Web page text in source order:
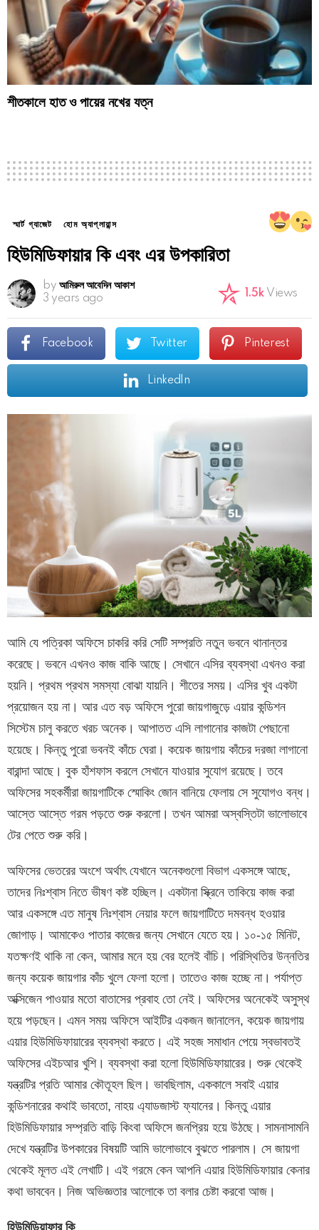
শীতকালে হাত ও পায়ের নখের যত্ন
স্মার্ট গ্যাজেট হোম অ্যাপ্লায়ান্স
হিউমিডিফায়ার কি এবং এর উপকারিতা
by আমিরুল আবেদিন আকাশ
3 years ago
1.5k Views
Facebook Twitter Pinterest
LinkedIn
আমি যে পত্রিকা অফিসে চাকরি করি সেটি সম্প্রতি নতুন ভবনে থানান্তর
করেছে। ভবনে এখনও কাজ বাকি আছে। সেখানে এসির ব্যবস্থা এখনও করা
হয়নি। প্রথম প্রথম সমস্যা বোঝা যায়নি। শীতের সময়। এসির খুব একটা
প্রয়োজন হয় না। আর এত বড় অফিসে পুরো জায়গাজুড়ে এয়ার কন্ডিশন
সিস্টেম চালু করতে খরচ অনেক। আপাতত এসি লাগানোর কাজটা পেছানো
হয়েছে। কিন্তু পুরো ভবনই কাঁচে ঘেরা। কয়েক জায়গায় কাঁচের দরজা লাগানো
বারান্দা আছে। বুক হাঁশফাস করলে সেখানে যাওয়ার সুযোগ রয়েছে। তবে
অফিসের সহকর্মীরা জায়গাটিকে স্মোকিং জোন বানিয়ে ফেলায় সে সুযোগও বন্ধ।
আস্তে আস্তে গরম পড়তে শুরু করলো। তখন আমরা অস্বস্তিটা ভালোভাবে
টের পেতে শুরু করি।
অফিসের ভেতরের অংশে অর্থাৎ যেখানে অনেকগুলো বিভাগ একসঙ্গে আছে,
তাদের নিঃশ্বাস নিতে ভীষণ কষ্ট হচ্ছিল। একটানা স্ক্রিনে তাকিয়ে কাজ করা
আর একসঙ্গে এত মানুষ নিঃশ্বাস নেয়ার ফলে জায়গাটিতে দমবন্ধ হওয়ার
জোগাড়। আমাকেও পাতার কাজের জন্য সেখানে যেতে হয়। ১০-১৫ মিনিট,
যতক্ষণই থাকি না কেন, আমার মনে হয় বের হলেই বাঁচি। পরিস্থিতির উন্নতির
জন্য কয়েক জায়গার কাঁচ খুলে ফেলা হলো। তাতেও কাজ হচ্ছে না। পর্যাপ্ত
অক্সিজেন পাওয়ার মতো বাতাসের প্রবাহ তো নেই। অফিসের অনেকেই অসুস্থ
হয়ে পড়ছেন। এমন সময় অফিসে আইটির একজন জানালেন, কয়েক জায়গায়
এয়ার হিউমিডিফায়ারের ব্যবস্থা করতে। এই সহজ সমাধান পেয়ে স্বভাবতই
অফিসের এইচআর খুশি। ব্যবস্থা করা হলো হিউমিডিফায়ারের। শুরু থেকেই
যন্ত্রটির প্রতি আমার কৌতূহল ছিল। ভাবছিলাম, এককালে সবাই এয়ার
কন্ডিশনারের কথাই ভাবতো, নাহয় এ্যাডজাস্ট ফ্যানের। কিন্তু এয়ার
হিউমিডিফায়ার সম্প্রতি বাড়ি কিংবা অফিসে জনপ্রিয় হয়ে উঠছে। সামনাসামনি
দেখে যন্ত্রটির উপকারের বিষয়টি আমি ভালোভাবে বুঝতে পারলাম। সে জায়গা
থেকেই মূলত এই লেখাটি। এই গরমে কেন আপনি এয়ার হিউমিডিফায়ার কেনার
কথা ভাববেন। নিজ অভিজ্ঞতার আলোকে তা বলার চেষ্টা করবো আজ।